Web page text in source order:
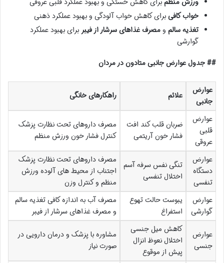
خواب کافیبرای کاهش خواب آلودگی و بهبود عملکرد ذهنی
تغذیه سالم ومصرف غذاهای سرشار از فیبر برای بهبود عملکرد
گوارشی
## جدول عوارض جانبی متادون در مردان
عوارض
جانبی
علائم راهکارهای خانگی
عوارض
قلبی
عروقی
ضربان قلب کند افت
فشار خون آریتمی
مصرف داروهای تحت نظارت پزشک
کنترل فشار خون ورزش منظم
عوارض
دستگاه
تنفسی
تنگی نفس سرفه آسم
اختلال تنفسی
مصرف داروهای تحت نظارت پزشک
اجتناب از محیط های آلوده ورزش
منظم و کنترل وزن
عوارض
گوارشی
یبوست حالت تهوع
استفراغ
مصرف آب به اندازه کافی تغذیه سالم
و مصرف غذاهای سرشار از فیبر
عوارض
جنسی
کاهش میل جنسی
اختلال نعوظ انزال
پیش از موقوع
مشاوره با پزشک و درمان دارویی در
صورت نیاز